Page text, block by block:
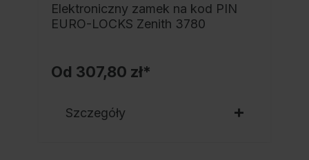
Elektroniczny zamek na kod PIN
EURO-LOCKS Zenith 3780
Od 307,80 zł*
Szczegóły